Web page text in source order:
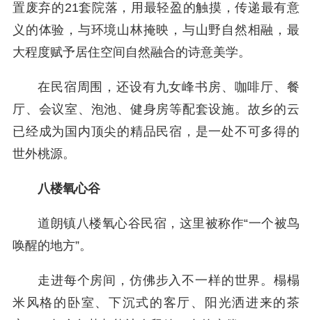
置废弃的21套院落，用最轻盈的触摸，传递最有意
义的体验，与环境山林掩映，与山野自然相融，最
大程度赋予居住空间自然融合的诗意美学。
在民宿周围，还设有九女峰书房、咖啡厅、餐
厅、会议室、泡池、健身房等配套设施。故乡的云
已经成为国内顶尖的精品民宿，是一处不可多得的
世外桃源。
八楼氧心谷
道朗镇八楼氧心谷民宿，这里被称作“一个被鸟
唤醒的地方”。
走进每个房间，仿佛步入不一样的世界。榻榻
米风格的卧室、下沉式的客厅、阳光洒进来的茶